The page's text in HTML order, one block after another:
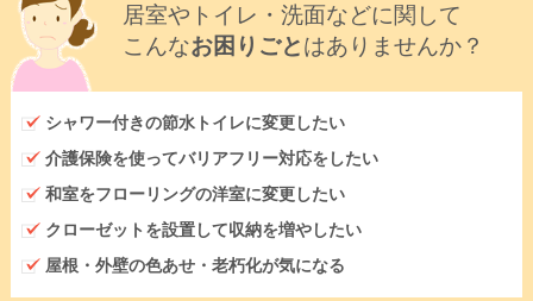
居室やトイレ・洗面などに関して
こんなお困りごとはありませんか？
シャワー付きの節水トイレに変更したい
介護保険を使ってバリアフリー対応をしたい
和室をフローリングの洋室に変更したい
クローゼットを設置して収納を増やしたい
屋根・外壁の色あせ・老朽化が気になる